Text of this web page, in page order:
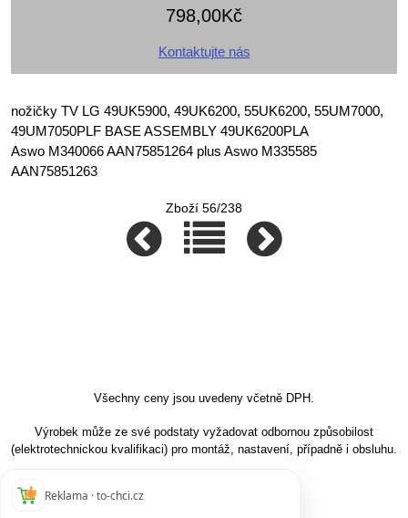
798,00Kč
Kontaktujte nás
nožičky TV LG 49UK5900, 49UK6200, 55UK6200, 55UM7000,
49UM7050PLF BASE ASSEMBLY 49UK6200PLA
Aswo M340066 AAN75851264 plus Aswo M335585
AAN75851263
Zboží 56/238
Všechny ceny jsou uvedeny včetně DPH.
Výrobek může ze své podstaty vyžadovat odbornou způsobilost
(elektrotechnickou kvalifikaci) pro montáž, nastavení, případně i obsluhu.
Reklama · to-chci.cz